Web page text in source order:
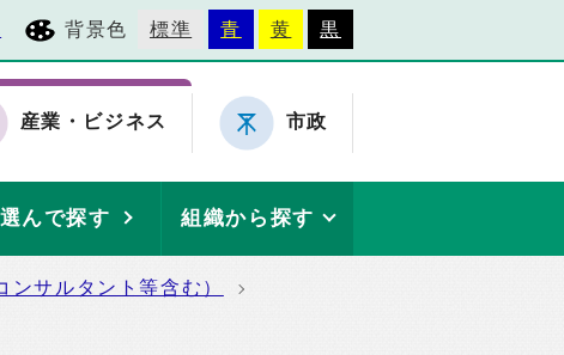
背景色 標準 青 黄 黒
産業・ビジネス 市政
選んで探す 組織から探す
サルタント等含む）